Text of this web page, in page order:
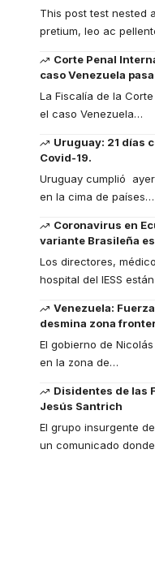
This post test nested
pretium, leo ac
Corte Penal
caso Venezuela
La Fiscalía de la
el caso Venezuela…
Uruguay: 21 días
Covid-19.
Uruguay cumplió
en la cima de países…
Coronavirus en
variante Brasileña
Los directores,
hospital del IESS
Venezuela:
desmina zona
El gobierno de
en la zona de…
Disidentes de las
Jesús Santrich
El grupo insurgente
un comunicado